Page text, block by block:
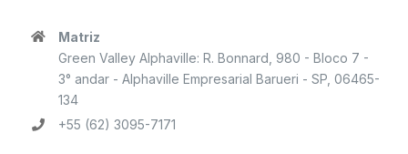
Matriz
Green Valley Alphaville: R. Bonnard, 980 - Bloco 7 -
3° andar - Alphaville Empresarial Barueri - SP, 06465-
134
+55 (62) 3095-7171